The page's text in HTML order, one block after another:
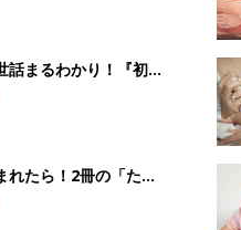
話まるわかり！『初め
夏号』〈巻頭大特
れたら！2冊の「たま